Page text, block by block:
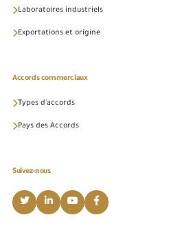
Laboratoires industriels
Exportations et origine
Accords commerciaux
Types d'accords
Pays des Accords
Suivez-nous